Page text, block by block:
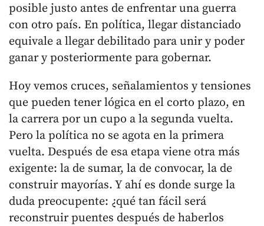
posible justo antes de enfrentar una guerra
con otro país. En política, llegar distanciado
equivale a llegar debilitado para unir y poder
ganar y posteriormente para gobernar.
Hoy vemos cruces, señalamientos y tensiones
que pueden tener lógica en el corto plazo, en
la carrera por un cupo a la segunda vuelta.
Pero la política no se agota en la primera
vuelta. Después de esa etapa viene otra más
exigente: la de sumar, la de convocar, la de
construir mayorías. Y ahí es donde surge la
duda preocupente: ¿qué tan fácil será
reconstruir puentes después de haberlos